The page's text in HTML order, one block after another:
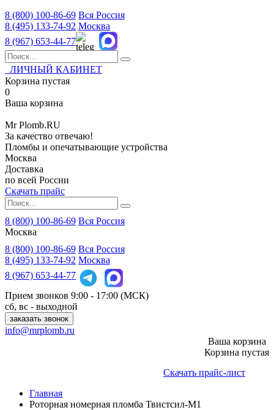
8 (800) 100-86-69 Вся Россия
8 (495) 133-74-92 Москва
8 (967) 653-44-77
ЛИЧНЫЙ КАБИНЕТ
Корзина пустая
0
Ваша корзина
MrPlomb.RU
За качество отвечаю!
Пломбы и опечатывающие устройства
Москва
Доставка
по всей России
Скачать прайс
8 (800) 100-86-69 Вся Россия
Москва
8 (800) 100-86-69 Вся Россия
8 (495) 133-74-92 Москва
8 (967) 653-44-77
Прием звонков 9:00 - 17:00 (МСК)
сб, вс - выходной
заказать звонок
info@mrplomb.ru
Ваша корзина
Корзина пустая
Скачать прайс-лист
Главная
Роторная номерная пломба Твистсил-М1